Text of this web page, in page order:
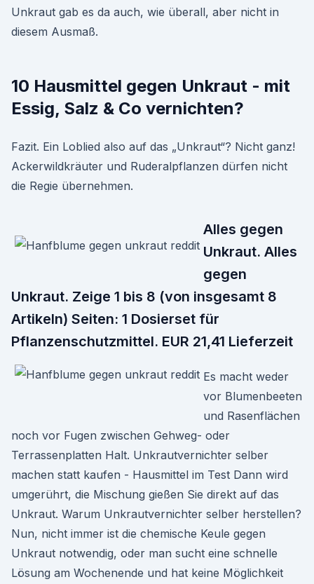
Unkraut gab es da auch, wie überall, aber nicht in
diesem Ausmaß.
10 Hausmittel gegen Unkraut - mit
Essig, Salz & Co vernichten?
Fazit. Ein Loblied also auf das „Unkraut“? Nicht ganz!
Ackerwildkräuter und Ruderalpflan­zen dürfen nicht
die Regie übernehmen.
Alles gegen
Unkraut. Alles
gegen
Unkraut. Zeige 1 bis 8 (von insgesamt 8
Artikeln) Seiten: 1 Dosierset für
Pflanzenschutzmittel. EUR 21,41 Lieferzeit
Es macht weder
vor Blumenbeeten
und Rasenflächen
noch vor Fugen zwischen Gehweg- oder
Terrassenplatten Halt. Unkrautvernichter selber
machen statt kaufen - Hausmittel im Test Dann wird
umgerührt, die Mischung gießen Sie direkt auf das
Unkraut. Warum Unkrautvernichter selber herstellen?
Nun, nicht immer ist die chemische Keule gegen
Unkraut notwendig, oder man sucht eine schnelle
Lösung am Wochenende und hat keine Möglichkeit